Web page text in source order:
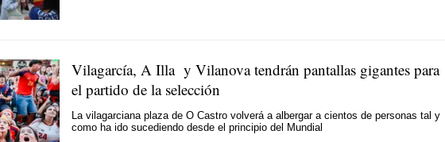
Vilagarcía, A Illa y Vilanova tendrán pantallas gigantes para
el partido de la selección
La vilagarciana plaza de O Castro volverá a albergar a cientos de personas tal y
como ha ido sucediendo desde el principio del Mundial